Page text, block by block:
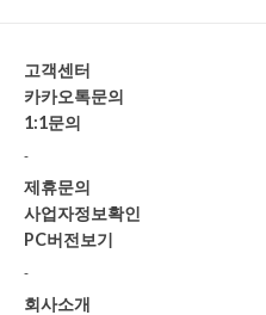
고객센터
카카오톡문의
1:1문의
-
제휴문의
사업자정보확인
PC버전보기
-
회사소개